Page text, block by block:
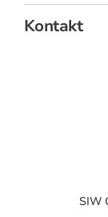
Kontakt
SIW